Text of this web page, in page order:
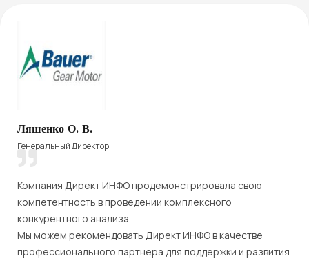
Ляшенко О. В.
Генеральный Директор
Компания Директ ИНФО продемонстрировала свою
компетентность в проведении комплексного
конкурентного анализа.
Мы можем рекомендовать Директ ИНФО в качестве
профессионального партнера для поддержки и развития